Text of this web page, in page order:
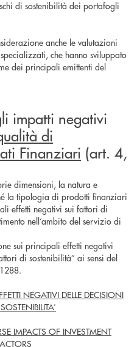
di sostenibilità dei portafogli
anche le valutazioni
che hanno sviluppato
dei principali emittenti del
impatti negativi
di
Finanziari (art. 4,
dimensioni, la natura e
la tipologia di prodotti finanziari
effetti negativi sui fattori di
nell’ambito del servizio di
sui principali effetti negativi
di sostenibilità” ai sensi del
NEGATIVI DELLE DECISIONI
IMPACTS OF INVESTMENT